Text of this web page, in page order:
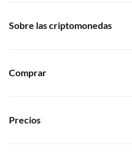
Sobre las criptomonedas
Comprar
Precios